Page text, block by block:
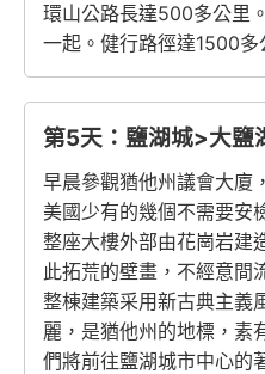
環山公路長達500多公里
一起。健行路徑達1500多
第5天：鹽湖城>大鹽
早晨參觀猶他州議會大廈
美國少有的幾個不需要安
整座大樓外部由花崗岩建
此拓荒的壁畫，不經意間
整棟建築采用新古典主義
麗，是猶他州的地標，素
們將前往鹽湖城市中心